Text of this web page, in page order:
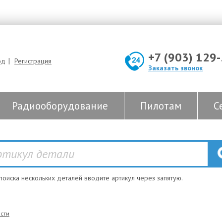
| Регистрация +7 (903)
Заказать звонок
Радиооборудование Пилотам
нескольких деталей вводите артикул через запятую.